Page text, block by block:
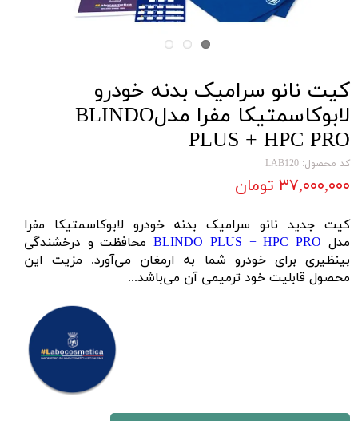
کیت نانو سرامیک بدنه خودرو
لابوکاسمتیکا مفرا مدلBLINDO
PLUS + HPC PRO
کد محصول: LAB120
۳۷,۰۰۰,۰۰۰ تومان
کیت جدید نانو سرامیک بدنه خودرو لابوکاسمتیکا مفرا
مدل BLINDO PLUS + HPC PROمحافظت و درخشندگی
بینظیری برای خودرو شما به ارمغان می‌آورد. مزیت این
محصول قابلیت خود ترمیمی آن می‌باشد...